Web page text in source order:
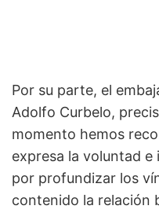
Por su parte, el
Adolfo Curbelo,
momento hemos
expresa la voluntad
por profundizar los
contenido la relación